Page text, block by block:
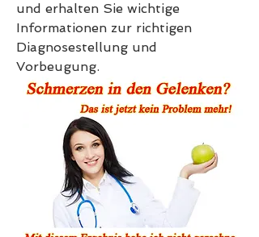
und erhalten Sie wichtige
Informationen zur richtigen
Diagnosestellung und
Vorbeugung.